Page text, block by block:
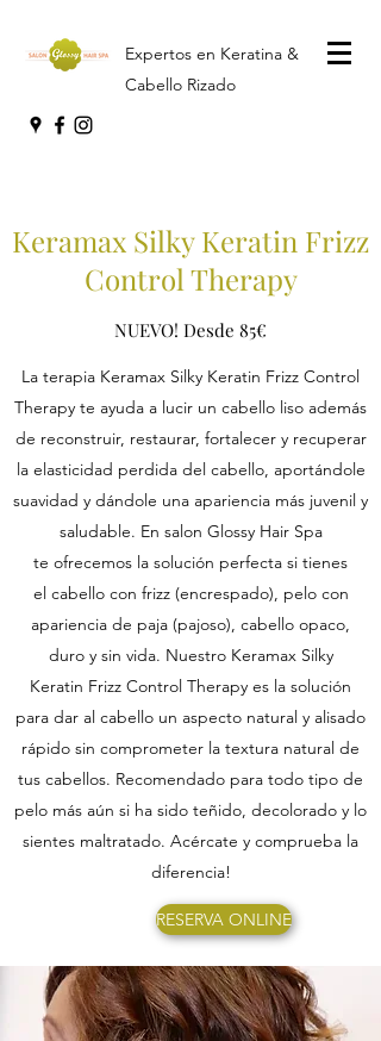
Expertos en Keratina &
Cabello Rizado
Keramax Silky Keratin Frizz
Control Therapy
NUEVO! Desde 85€
La terapia Keramax Silky Keratin Frizz Control
Therapy te ayuda a lucir un cabello liso además
de reconstruir, restaurar, fortalecer y recuperar
la elasticidad perdida del cabello, aportándole
suavidad y dándole una apariencia más juvenil y
saludable. En salon Glossy Hair Spa
te ofrecemos la solución perfecta si tienes
el cabello con frizz (encrespado), pelo con
apariencia de paja (pajoso), cabello opaco,
duro y sin vida. Nuestro Keramax Silky
Keratin Frizz Control Therapy es la solución
para dar al cabello un aspecto natural y alisado
rápido sin comprometer la textura natural de
tus cabellos. Recomendado para todo tipo de
pelo más aún si ha sido teñido, decolorado y lo
sientes maltratado. Acércate y comprueba la
diferencia!
RESERVA ONLINE